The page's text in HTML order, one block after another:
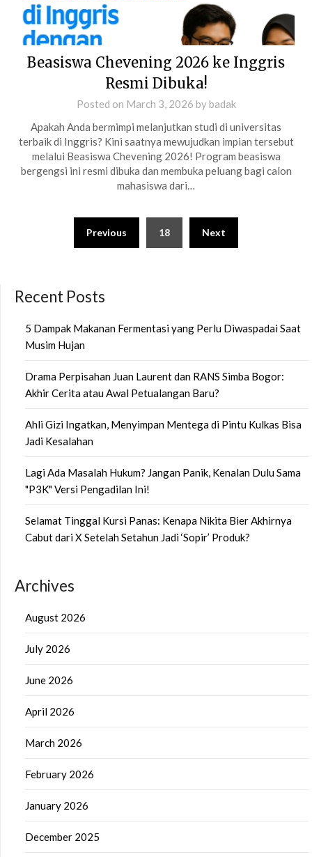
Beasiswa Chevening 2026 ke Inggris
Resmi Dibuka!
Posted on March 3, 2026 bybadak
Apakah Anda bermimpi melanjutkan studi di universitas
terbaik di Inggris? Kini saatnya mewujudkan impian tersebut
melalui Beasiswa Chevening 2026! Program beasiswa
bergengsi ini resmi dibuka dan membuka peluang bagi calon
mahasiswa dari…
pagination
Previous 18 Next
Recent Posts
5 Dampak Makanan Fermentasi yang Perlu Diwaspadai Saat
Musim Hujan
Drama Perpisahan Juan Laurent dan RANS Simba Bogor:
Akhir Cerita atau Awal Petualangan Baru?
Ahli Gizi Ingatkan, Menyimpan Mentega di Pintu Kulkas Bisa
Jadi Kesalahan
Lagi Ada Masalah Hukum? Jangan Panik, Kenalan Dulu Sama
"P3K" Versi Pengadilan Ini!
Selamat Tinggal Kursi Panas: Kenapa Nikita Bier Akhirnya
Cabut dari X Setelah Setahun Jadi ‘Sopir’ Produk?
Archives
August 2026
July 2026
June 2026
April 2026
March 2026
February 2026
January 2026
December 2025